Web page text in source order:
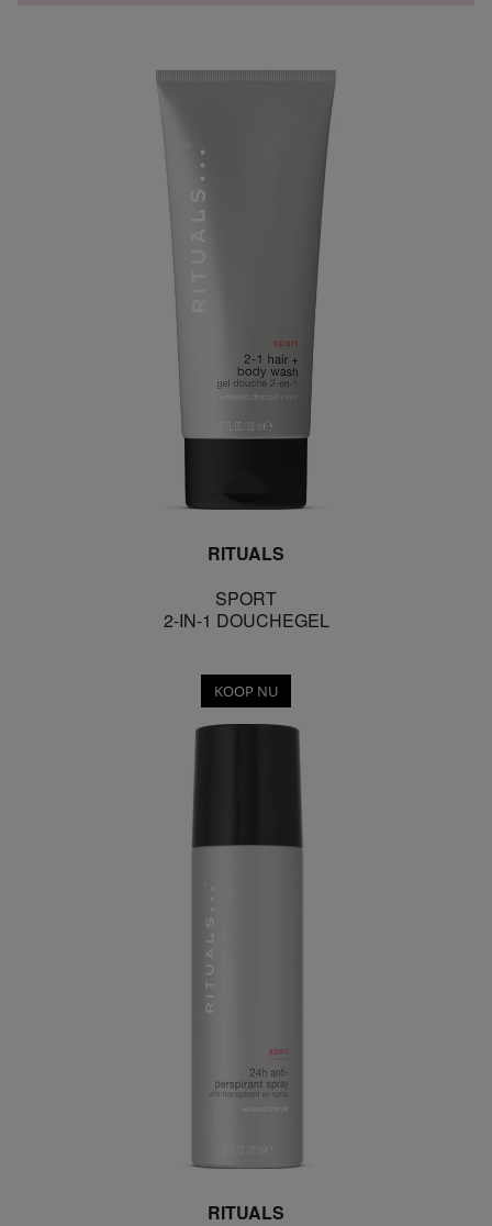
RITUALS
SPORT
2-IN-1 DOUCHEGEL
KOOP NU
RITUALS